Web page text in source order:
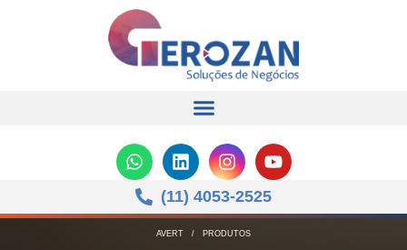
(11) 4053-2525
AVERT / PRODUTOS